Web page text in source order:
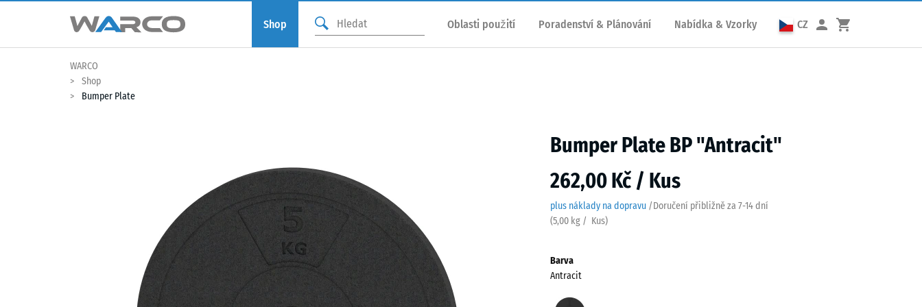
Shop Oblasti použití Poradenství & Plánování Nabídka & Vzorky CZ
WARCO
Shop
Bumper Plate
Bumper Plate BP "Antracit"
262,00 Kč / Kus
plus náklady na dopravu /Doručení přibližně za 7-14 dní
(5,00 kg / Kus)
Barva
Antracit